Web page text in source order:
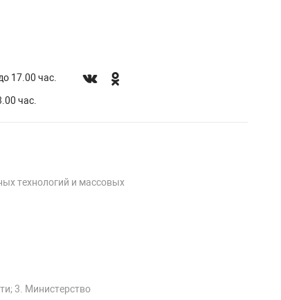
17.00 час.
час.
технологий и массовых
3. Министерство